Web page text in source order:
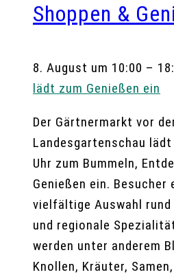
Shoppen &
8. August um 10:00 –
lädt zum Genießen ein
Der Gärtnermarkt vor
Landesgartenschau
Uhr zum Bummeln,
Genießen ein.
vielfältige Auswahl rund
und regionale
werden unter anderem
Knollen, Kräuter,